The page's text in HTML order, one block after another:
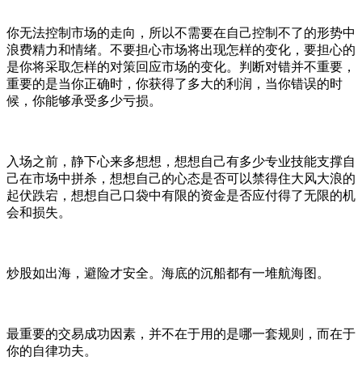
你无法控制市场的走向，所以不需要在自己控制不了的形势中
浪费精力和情绪。不要担心市场将出现怎样的变化，要担心的
是你将采取怎样的对策回应市场的变化。判断对错并不重要，
重要的是当你正确时，你获得了多大的利润，当你错误的时
候，你能够承受多少亏损。
入场之前，静下心来多想想，想想自己有多少专业技能支撑自
己在市场中拼杀，想想自己的心态是否可以禁得住大风大浪的
起伏跌宕，想想自己口袋中有限的资金是否应付得了无限的机
会和损失。
炒股如出海，避险才安全。海底的沉船都有一堆航海图。
最重要的交易成功因素，并不在于用的是哪一套规则，而在于
你的自律功夫。